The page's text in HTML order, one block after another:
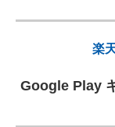
楽
Google Play